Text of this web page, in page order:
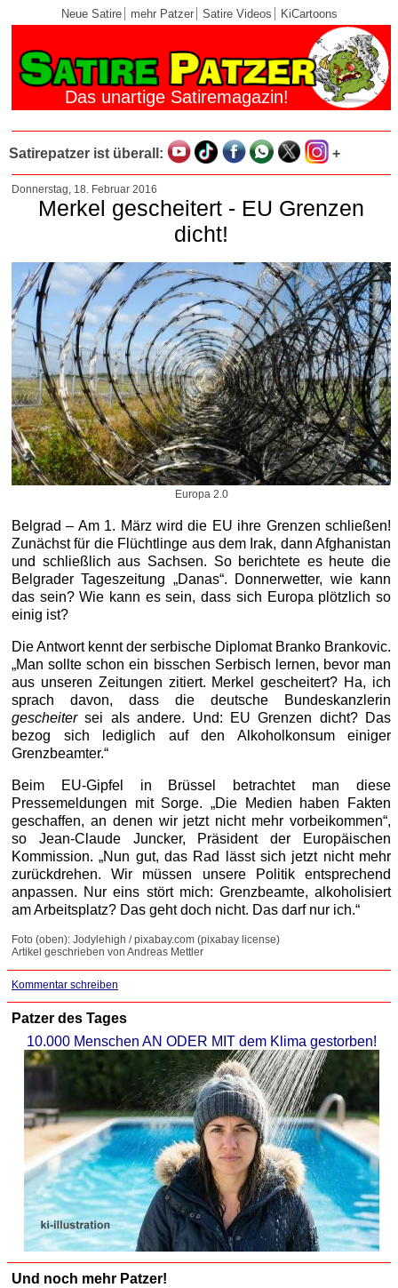
Neue Satire mehr Patzer Satire Videos KiCartoons
Das unartige Satiremagazin!
Satirepatzer ist überall: +
Donnerstag, 18. Februar 2016
Merkel gescheitert - EU Grenzen
dicht!
Europa 2.0
Belgrad – Am 1. März wird die EU ihre Grenzen schließen!
Zunächst für die Flüchtlinge aus dem Irak, dann Afghanistan
und schließlich aus Sachsen. So berichtete es heute die
Belgrader Tageszeitung „Danas“. Donnerwetter, wie kann
das sein? Wie kann es sein, dass sich Europa plötzlich so
einig ist?
Die Antwort kennt der serbische Diplomat Branko Brankovic.
„Man sollte schon ein bisschen Serbisch lernen, bevor man
aus unseren Zeitungen zitiert. Merkel gescheitert? Ha, ich
sprach davon, dass die deutsche Bundeskanzlerin
gescheitersei als andere. Und: EU Grenzen dicht? Das
bezog sich lediglich auf den Alkoholkonsum einiger
Grenzbeamter.“
Beim EU-Gipfel in Brüssel betrachtet man diese
Pressemeldungen mit Sorge. „Die Medien haben Fakten
geschaffen, an denen wir jetzt nicht mehr vorbeikommen“,
so Jean-Claude Juncker, Präsident der Europäischen
Kommission. „Nun gut, das Rad lässt sich jetzt nicht mehr
zurückdrehen. Wir müssen unsere Politik entsprechend
anpassen. Nur eins stört mich: Grenzbeamte, alkoholisiert
am Arbeitsplatz? Das geht doch nicht. Das darf nur ich.“
Foto (oben): Jodylehigh / pixabay.com (pixabay license)
Artikel geschrieben von Andreas Mettler
Kommentar schreiben
Patzer des Tages
10.000 Menschen AN ODER MIT dem Klima gestorben!
Und noch mehr Patzer!